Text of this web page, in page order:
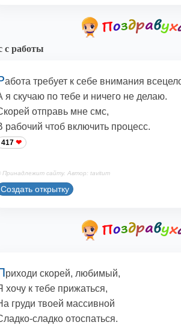
с работы
абота требует к себе внимания
я скучаю по тебе и ничего не делаю.
отправь мне смс,
рабочий чтоб включить процесс.
417
Принадлежит сайту. Автор: tavitum
Создать открытку
риходи скорей, любимый,
хочу к тебе прижаться,
груди твоей массивной
сладко отоспаться.